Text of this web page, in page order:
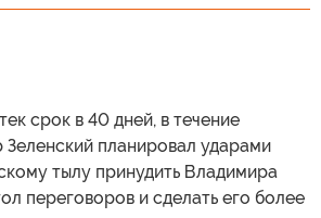
срок в 40 дней, в течение
планировал ударами
тылу принудить Владимира
переговоров и сделать его более